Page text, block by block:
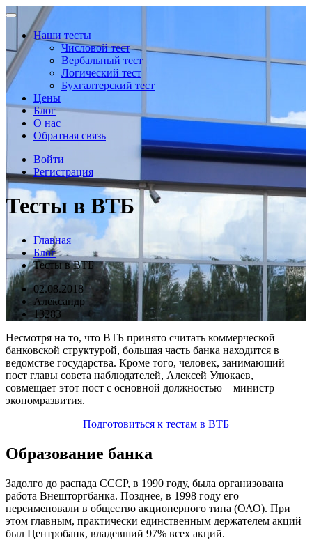
Наши тесты
Числовой тест
Вербальный тест
Логический тест
Бухгалтерский тест
Цены
Блог
О нас
Обратная связь
Войти
Регистрация
Тесты в ВТБ
Главная
Блог
Тесты в ВТБ
02.08.2018
Александр
13283
Несмотря на то, что ВТБ принято считать коммерческой
банковской структурой, большая часть банка находится в
ведомстве государства. Кроме того, человек, занимающий
пост главы совета наблюдателей, Алексей Улюкаев,
совмещает этот пост с основной должностью – министр
экономразвития.
Подготовиться к тестам в ВТБ
Образование банка
Задолго до распада СССР, в 1990 году, была организована
работа Внешторгбанка. Позднее, в 1998 году его
переименовали в общество акционерного типа (ОАО). При
этом главным, практически единственным держателем акций
был Центробанк, владевший 97% всех акций.